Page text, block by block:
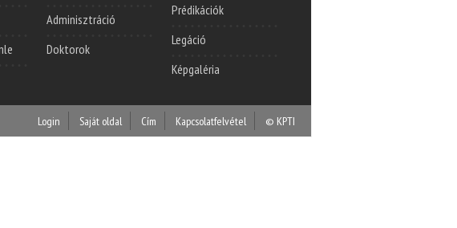
Adminisztráció
Doktorok
Prédikációk
Legáció
Képgaléria
Login Saját oldal Cím Kapcsolatfelvétel © KPTI